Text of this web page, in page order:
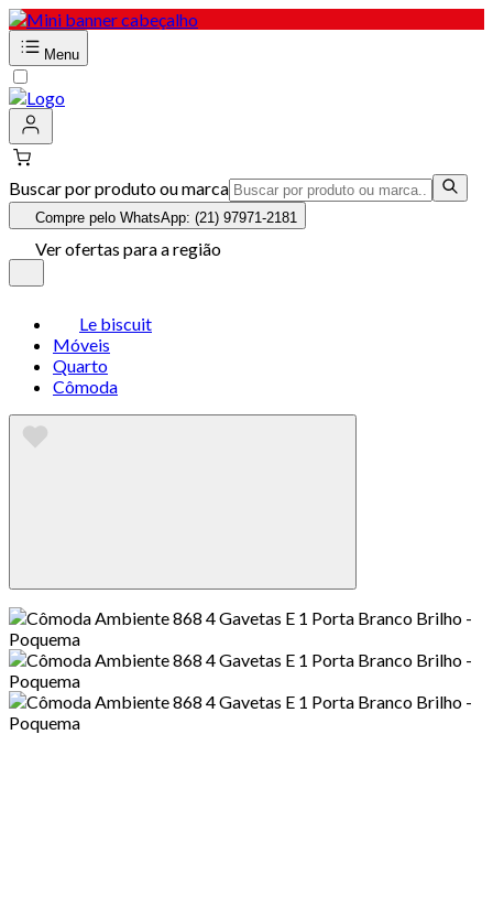
Menu
Buscar por produto ou marca
Compre pelo WhatsApp: (21) 97971-2181
Ver ofertas para a região
Le biscuit
Móveis
Quarto
Cômoda